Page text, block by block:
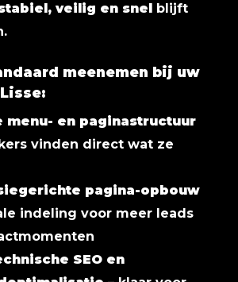
veilig en snel
blijft
meenemen bij uw
menu- en paginastructuur
vinden direct wat ze
pagina-opbouw
indeling voor meer leads
SEO en